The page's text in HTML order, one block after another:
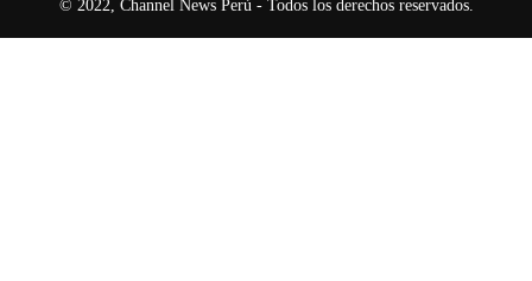
© 2022, Channel News Perú - Todos los derechos reservados.